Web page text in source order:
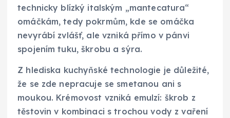
technicky blízký italským „mantecatura“
omáčkám, tedy pokrmům, kde se omáčka
nevyrábí zvlášť, ale vzniká přímo v pánvi
spojením tuku, škrobu a sýra.
Z hlediska kuchyňské technologie je důležité,
že se zde nepracuje se smetanou ani s
moukou. Krémovost vzniká emulzí: škrob z
těstovin v kombinaci s trochou vody z vaření